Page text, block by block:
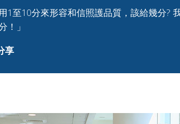
1至10分來形容和信照護品質，該給幾分?
！」
享